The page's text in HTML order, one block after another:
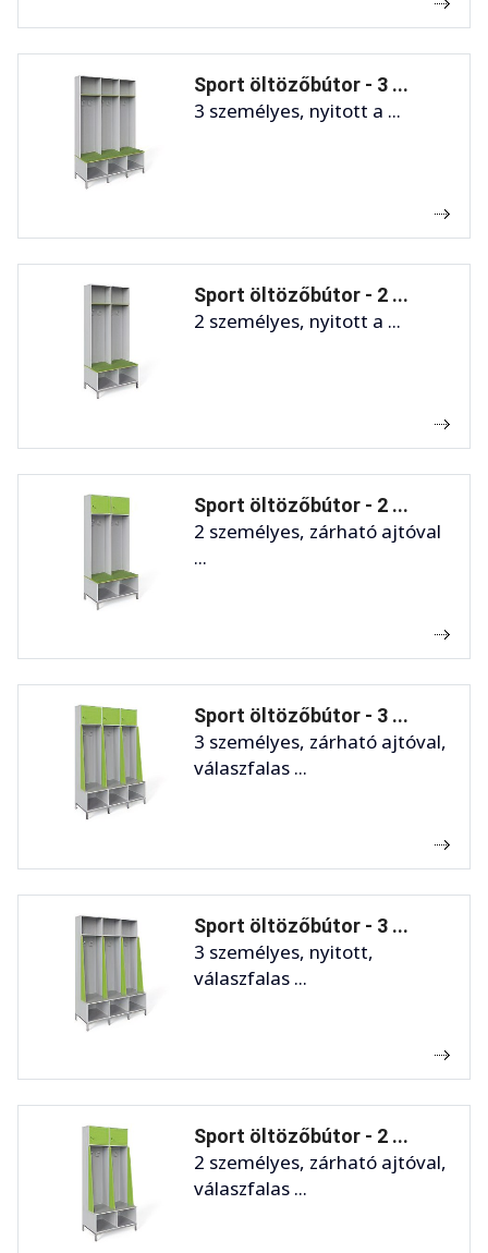
Sport öltözőbútor - 3 ...
3 személyes, nyitott a ...
Sport öltözőbútor - 2 ...
2 személyes, nyitott a ...
Sport öltözőbútor - 2 ...
2 személyes, zárható ajtóval
...
Sport öltözőbútor - 3 ...
3 személyes, zárható ajtóval,
válaszfalas ...
Sport öltözőbútor - 3 ...
3 személyes, nyitott,
válaszfalas ...
Sport öltözőbútor - 2 ...
2 személyes, zárható ajtóval,
válaszfalas ...